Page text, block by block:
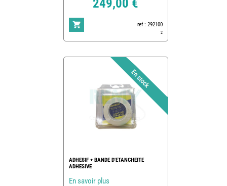
249,00 €
ref : 292100
2
ADHESIF + BANDE D'ETANCHEITE
ADHESIVE
En savoir plus